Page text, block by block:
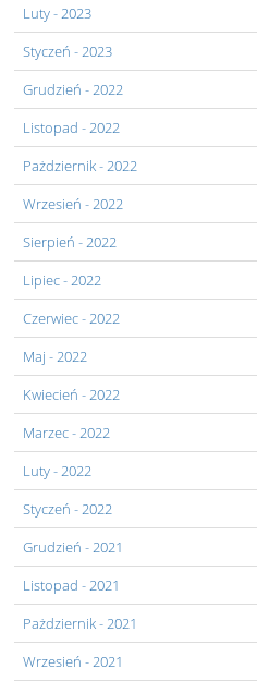
Luty- 2023
Styczeń - 2023
Grudzień - 2022
Listopad - 2022
Pażdziernik- 2022
Wrzesień - 2022
Sierpień - 2022
Lipiec- 2022
Czerwiec- 2022
Maj - 2022
Kwiecień - 2022
Marzec- 2022
Luty- 2022
Styczeń - 2022
Grudzień - 2021
Listopad - 2021
Pażdziernik- 2021
Wrzesień - 2021